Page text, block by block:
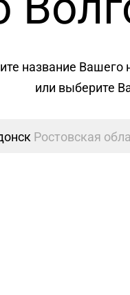
название Вашего
или выберите
Ростовская